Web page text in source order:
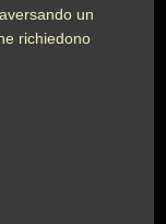
un
richiedono